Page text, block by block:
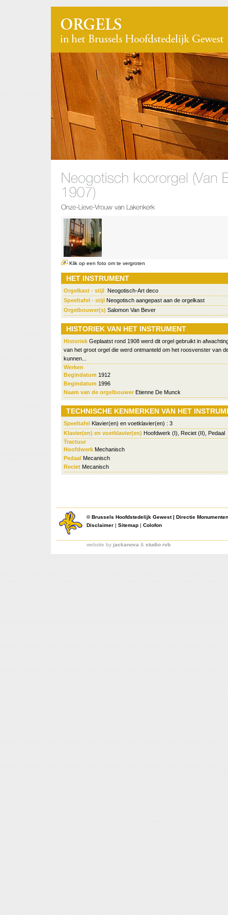
Klik op een foto om te vergroten
HET INSTRUMENT
Orgelkast - stijl Neogotisch-Art deco
Speeltafel - stijl Neogotisch aangepast aan de orgelkast
Orgelbouwer(s) Salomon Van Bever
HISTORIEK VAN HET INSTRUMENT
Historiek Geplaatst rond 1908 werd dit orgel gebruikt in
van het groot orgel die werd ontmanteld om het roosvenster van
kunnen...
Werken
Begindatum 1912
Begindatum 1996
Naam van de orgelbouwer Etienne De Munck
TECHNISCHE KENMERKEN VAN HET
Speeltafel Klavier(en) en voetklavier(en) : 3
Klavier(en) en voetklavier(en) Hoofdwerk (I), Reciet (II), Pedaal
Tractuur
Hoofdwerk Mechanisch
Pedaal Mecanisch
Reciet Mecanisch
©Brussels Hoofdstedelijk Gewest| Directie
Disclaimer | Sitemap | Colofon
website by jackanova & studio rvb